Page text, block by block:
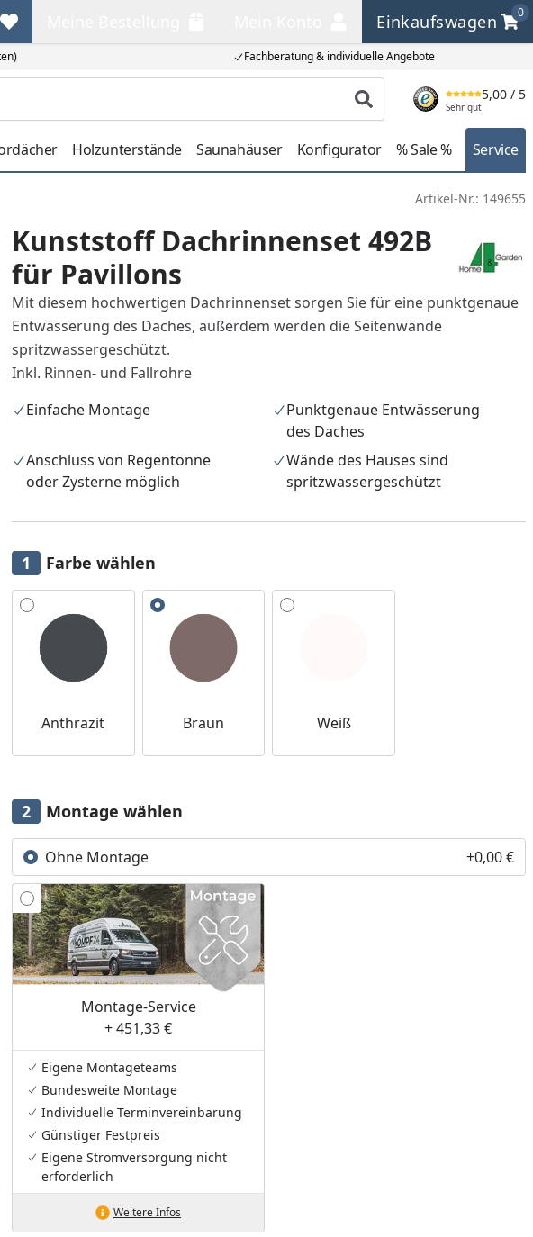
Fachberatung & individuelle Angebote
Einkaufswagen
0
Einkaufswagen
Produkt suchen
5,00 / 5
Sehr gut
Holzunterstände Saunahäuser Konfigurator % Sale % Service
Artikel-Nr.: 149655
Bild anzeigen
Wunschliste hinzufügen
Kunststoff Dachrinnenset 492B
für Pavillons
Mit diesem hochwertigen Dachrinnenset sorgen Sie für eine punktgenaue
Entwässerung des Daches, außerdem werden die Seitenwände
spritzwassergeschützt.
Inkl. Rinnen- und Fallrohre
Einfache Montage
Punktgenaue Entwässerung
des Daches
Anschluss von Regentonne
oder Zysterne möglich
Wände des Hauses sind
spritzwassergeschützt
Farbe wählen
Alle anzeigen (3)
Anthrazit Braun Weiß
Montage wählen
Ohne Montage +0,00 €
Montage-Service
+ 451,33 €
Eigene Montageteams
Bundesweite Montage
Individuelle Terminvereinbarung
Günstiger Festpreis
Eigene Stromversorgung nicht
erforderlich
Weitere Infos